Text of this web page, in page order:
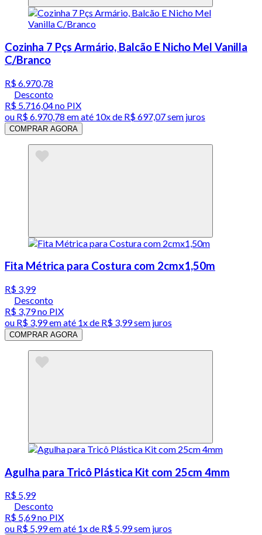
Cozinha 7 Pçs Armário, Balcão E Nicho Mel Vanilla
C/Branco
R$ 6.970,78
Desconto
R$ 5.716,04no PIX
ou R$ 6.970,78 em até 10x de R$ 697,07 sem juros
COMPRAR AGORA
Fita Métrica para Costura com 2cmx1,50m
R$ 3,99
Desconto
R$ 3,79no PIX
ou R$ 3,99em até 1x de R$ 3,99sem juros
COMPRAR AGORA
Agulha para Tricô Plástica Kit com 25cm 4mm
R$ 5,99
Desconto
R$ 5,69no PIX
ou R$ 5,99em até 1x de R$ 5,99sem juros